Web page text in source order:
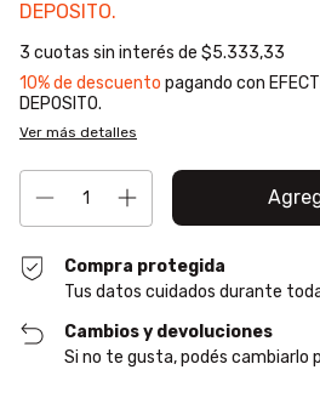
DEPOSITO.
3 cuotas sin interés de $5.333,33
10% de descuento pagando con
DEPOSITO.
Ver más detalles
Compra protegida
Tus datos cuidados durante
Cambios y devoluciones
Si no te gusta, podés cambiarlo